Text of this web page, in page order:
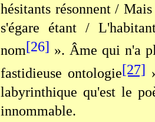
hésitants résonnent /
s'égare étant /
nom[26] ». Âme qui n'a
fastidieuse ontologie[27]
labyrinthique qu'est le
innommable.